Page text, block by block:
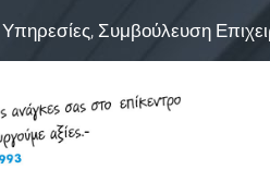
Υπηρεσίες, Συμβούλευση